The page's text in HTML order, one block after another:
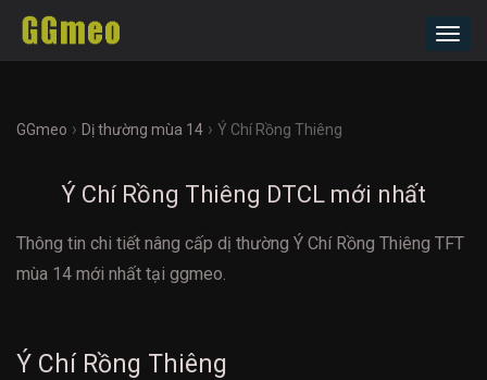
GGmeo › Dị thường mùa 14 › Ý Chí Rồng Thiêng
Ý Chí Rồng Thiêng DTCL mới nhất
Thông tin chi tiết nâng cấp dị thường Ý Chí Rồng Thiêng TFT
mùa 14 mới nhất tại ggmeo.
Ý Chí Rồng Thiêng